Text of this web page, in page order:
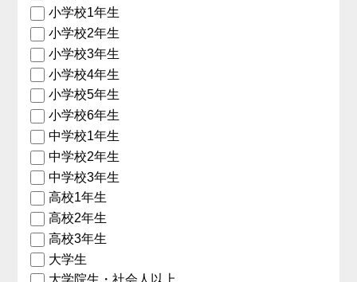
小学校1年生
小学校2年生
小学校3年生
小学校4年生
小学校5年生
小学校6年生
中学校1年生
中学校2年生
中学校3年生
高校1年生
高校2年生
高校3年生
大学生